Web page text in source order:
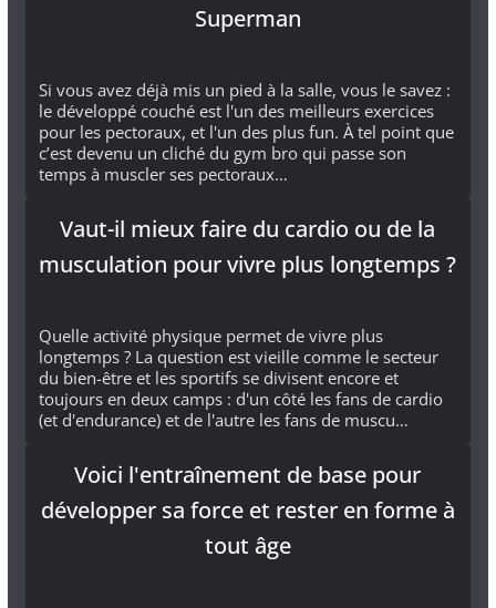
Superman
Si vous avez déjà mis un pied à la salle, vous le savez :
le développé couché est l'un des meilleurs exercices
pour les pectoraux, et l'un des plus fun. À tel point que
c’est devenu un cliché du gym bro qui passe son
temps à muscler ses pectoraux…
Vaut-il mieux faire du cardio ou de la
musculation pour vivre plus longtemps ?
Quelle activité physique permet de vivre plus
longtemps ? La question est vieille comme le secteur
du bien-être et les sportifs se divisent encore et
toujours en deux camps : d'un côté les fans de cardio
(et d'endurance) et de l'autre les fans de muscu…
Voici l'entraînement de base pour
développer sa force et rester en forme à
tout âge